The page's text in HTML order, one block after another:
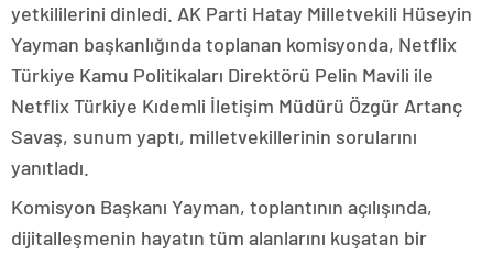
yetkililerini dinledi. AK Parti Hatay Milletvekili Hüseyin
Yayman başkanlığında toplanan komisyonda, Netflix
Türkiye Kamu Politikaları Direktörü Pelin Mavili ile
Netflix Türkiye Kıdemli İletişim Müdürü Özgür Artanç
Savaş, sunum yaptı, milletvekillerinin sorularını
yanıtladı.
Komisyon Başkanı Yayman, toplantının açılışında,
dijitalleşmenin hayatın tüm alanlarını kuşatan bir